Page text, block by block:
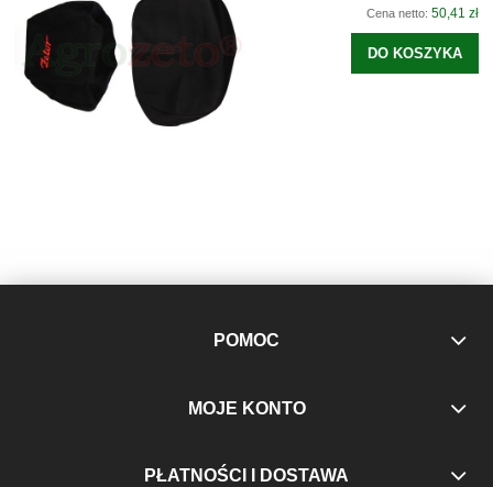
Cena netto: 50,41 zł
DO KOSZYKA
POMOC
MOJE KONTO
PŁATNOŚCI I DOSTAWA